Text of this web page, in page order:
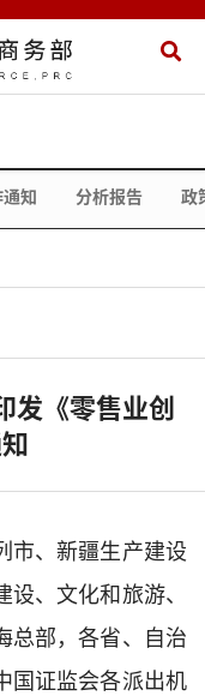
知 分析报告 政
发《零售业创
市、新疆生产建设
、文化和旅游、
总部，各省、自治
国证监会各派出机